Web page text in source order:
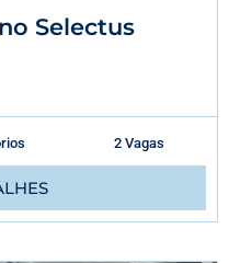
Selectus
2 Vagas